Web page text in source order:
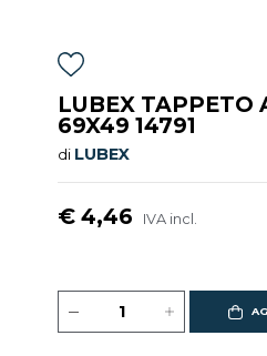
LUBEX TAPPETO
69X49 14791
di LUBEX
€ 4,46 IVA incl.